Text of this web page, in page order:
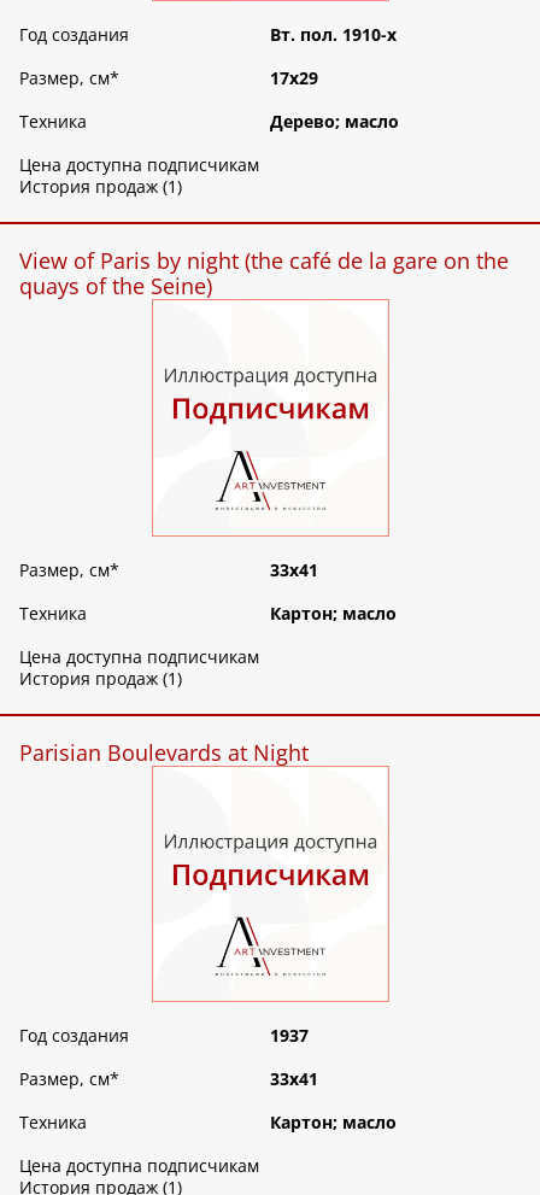
Год создания
Вт. пол. 1910-х
Размер, см*
17х29
Техника
Дерево; масло
Цена доступна подписчикам
История продаж (1)
View of Paris by night (the café de la gare on the
quays of the Seine)
Размер, см*
33х41
Техника
Картон; масло
Цена доступна подписчикам
История продаж (1)
Parisian Boulevards at Night
Год создания
1937
Размер, см*
33х41
Техника
Картон; масло
Цена доступна подписчикам
История продаж (1)